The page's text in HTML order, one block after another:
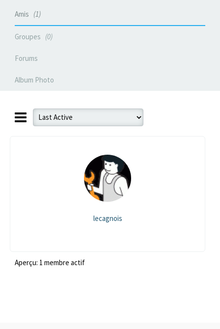
Amis 1
Groupes 0
Forums
Album Photo
lecagnois
Aperçu: 1 membre actif